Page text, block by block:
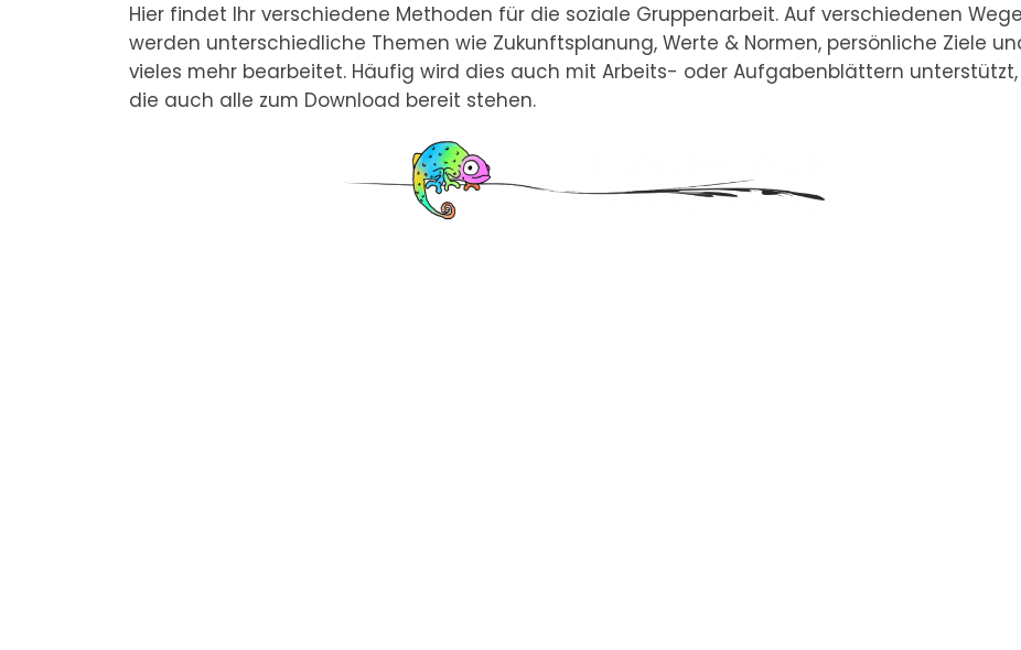
Hier findet Ihr verschiedene Methoden für die soziale Gruppenarbeit. Auf verschiedenen
werden unterschiedliche Themen wie Zukunftsplanung, Werte & Normen, persönliche Ziele
vieles mehr bearbeitet. Häufig wird dies auch mit Arbeits- oder Aufgabenblättern unterstützt,
die auch alle zum Download bereit stehen.